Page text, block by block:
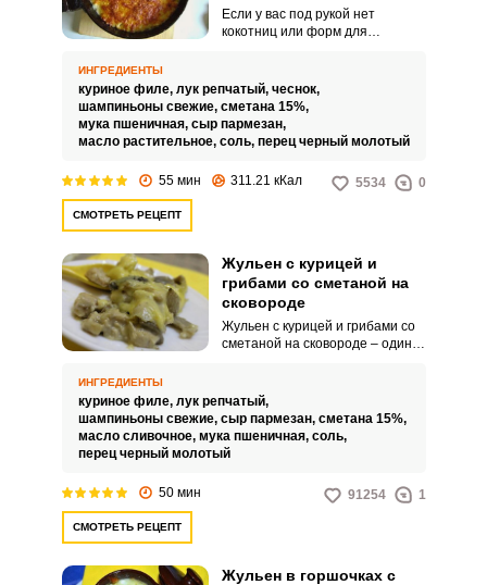
Если у вас под рукой нет
кокотниц или форм для
приготовлении этого
великолепного блюда!
Предлагаем вам отличный
вариант приготовления жульена
сливками на сковороде. Если у
вас есть сковорода со съемной
жульен в духовой шкаф на
несколько минут для того, чтобы
он покрылся аппетитной
румяной корочкой.
ИНГРЕДИЕНТЫ
куриное филе, лук репчатый, чеснок,
шампиньоны свежие, сметана 15%,
мука пшеничная, сыр пармезан,
масло растительное, соль, перец черный молотый
55 мин 311.21 кКал 5534 0
СМОТРЕТЬ РЕЦЕПТ
Жульен с курицей и
грибами со сметаной на
сковороде
Жульен с курицей и грибами со
сметаной на сковороде – один
грибы и лук поэтапно
обжариваются на сковороде со
сливочным маслом, после чего
тушатся в сливочном соусе на
ИНГРЕДИЕНТЫ
куриное филе, лук репчатый,
шампиньоны свежие, сыр пармезан, сметана 15%,
масло сливочное, мука пшеничная, соль,
перец черный молотый
50 мин 91254 1
СМОТРЕТЬ РЕЦЕПТ
Жульен в горшочках с